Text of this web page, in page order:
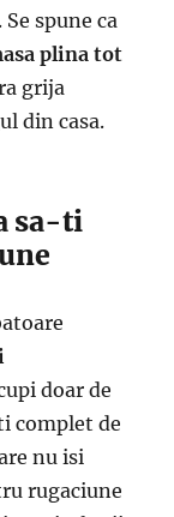
spune ca
plina tot
grija
din casa.
sa-ti
doar de
complet de
nu isi
rugaciune